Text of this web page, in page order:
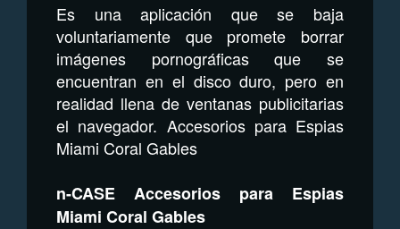
Es una aplicación que se baja
voluntariamente que promete borrar
imágenes pornográficas que se
encuentran en el disco duro, pero en
realidad llena de ventanas publicitarias
el navegador. Accesorios para Espias
Miami Coral Gables
n-CASE Accesorios para Espias
Miami Coral Gables